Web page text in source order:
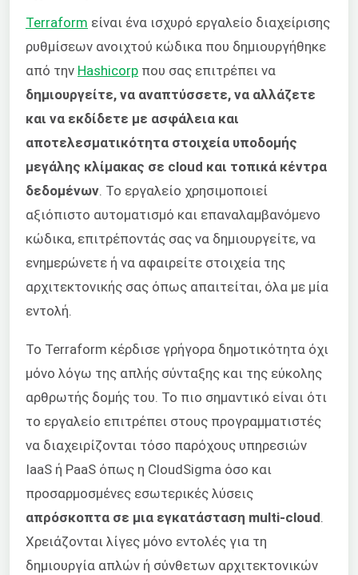
Terraform είναι ένα ισχυρό εργαλείο διαχείρισης
ρυθμίσεων ανοιχτού κώδικα που δημιουργήθηκε
από την Hashicorp που σας επιτρέπει να
δημιουργείτε, να αναπτύσσετε, να αλλάζετε
και να εκδίδετε με ασφάλεια και
αποτελεσματικότητα στοιχεία υποδομής
μεγάλης κλίμακας σε cloud και τοπικά κέντρα
δεδομένων . Το εργαλείο χρησιμοποιεί
αξιόπιστο αυτοματισμό και επαναλαμβανόμενο
κώδικα, επιτρέποντάς σας να δημιουργείτε, να
ενημερώνετε ή να αφαιρείτε στοιχεία της
αρχιτεκτονικής σας όπως απαιτείται, όλα με μία
εντολή.
Το Terraform κέρδισε γρήγορα δημοτικότητα όχι
μόνο λόγω της απλής σύνταξης και της εύκολης
αρθρωτής δομής του. Το πιο σημαντικό είναι ότι
το εργαλείο επιτρέπει στους προγραμματιστές
να διαχειρίζονται τόσο παρόχους υπηρεσιών
IaaS ή PaaS όπως η CloudSigma όσο και
προσαρμοσμένες εσωτερικές λύσεις
απρόσκοπτα σε μια εγκατάσταση multi-cloud.
Χρειάζονται λίγες μόνο εντολές για τη
δημιουργία απλών ή σύνθετων αρχιτεκτονικών